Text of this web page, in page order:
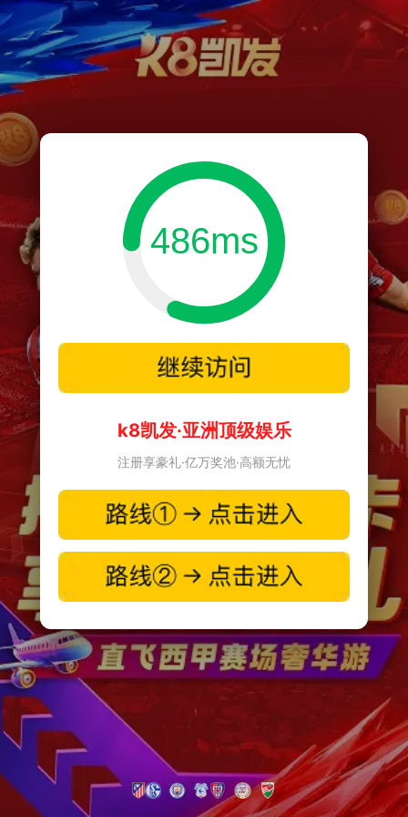
486ms
k8凯发·亚洲顶级娱乐
注册享豪礼·亿万奖池·高额无忧